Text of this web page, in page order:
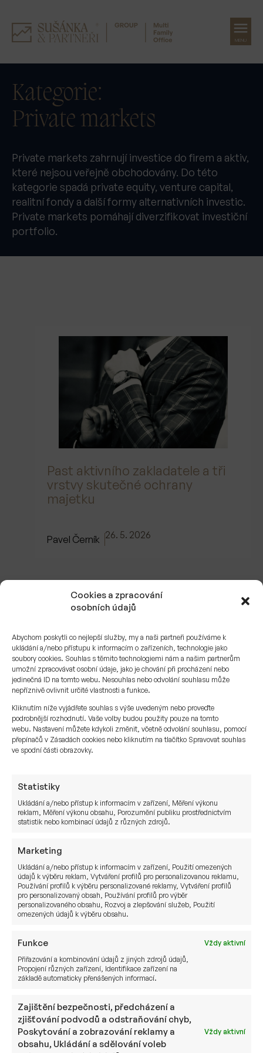
Cookies a zpracování
osobních údajů
Abychom poskytli co nejlepší služby, my a naši partneři používáme k
ukládání a/nebo přístupu k informacím o zařízeních, technologie jako
soubory cookies. Souhlas s těmito technologiemi nám a našim partnerům
umožní zpracovávat osobní údaje, jako je chování při procházení nebo
jedinečná ID na tomto webu. Nesouhlas nebo odvolání souhlasu může
nepříznivě ovlivnit určité vlastnosti a funkce.
Kliknutím níže vyjádřete souhlas s výše uvedeným nebo proveďte
podrobnější rozhodnutí. Vaše volby budou použity pouze na tomto
webu. Nastavení můžete kdykoli změnit, včetně odvolání souhlasu, pomocí
přepínačů v Zásadách cookies nebo kliknutím na tlačítko Spravovat souhlas
ve spodní části obrazovky.
Statistiky
Ukládání a/nebo přístup k informacím v zařízení, Měření výkonu
reklam, Měření výkonu obsahu, Porozumění publiku prostřednictvím
statistik nebo kombinací údajů z různých zdrojů.
Marketing
Ukládání a/nebo přístup k informacím v zařízení, Použití omezených
údajů k výběru reklam, Vytváření profilů pro personalizovanou reklamu,
Používání profilů k výběru personalizované reklamy, Vytváření profilů
pro personalizovaný obsah, Používání profilů pro výběr
personalizovaného obsahu, Rozvoj a zlepšování služeb, Použití
omezených údajů k výběru obsahu.
Funkce
Vždy aktivní
Přiřazování a kombinování údajů z jiných zdrojů údajů,
Propojení různých zařízení, Identifikace zařízení na
základě automaticky přenášených informací.
Zajištění bezpečnosti, předcházení a
zjišťování podvodů a odstraňování chyb,
Poskytování a zobrazování reklamy a
obsahu, Ukládání a sdělování voleb
Vždy aktivní
obsah
MENU
Kategorie:
Private markets
Private markets zahrnují investice do firem a aktiv,
které nejsou veřejně obchodovány. Do této
kategorie spadá private equity, venture capital,
realitní fondy a další formy alternativních investic.
Private markets pomáhají diverzifikovat investiční
portfolio.
Past aktivního zakladatele a tři
vrstvy skutečné ochrany
majetku
Pavel Černík 26. 5. 2026
Architektura majetku
v rozděleném světě: Geopolitika
portfolií
Pavel Černík 9. 4. 2026
kombinovat flexibilitu a výnosy
v private equity?